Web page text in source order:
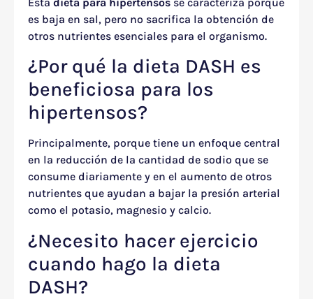
es baja en sal, pero no sacrifica la obtención de
otros nutrientes esenciales para el organismo.
¿Por qué la dieta DASH es
beneficiosa para los
hipertensos?
Principalmente, porque tiene un enfoque central
en la reducción de la cantidad de sodio que se
consume diariamente y en el aumento de otros
nutrientes que ayudan a bajar la presión arterial
como el potasio, magnesio y calcio.
¿Necesito hacer ejercicio
cuando hago la dieta
DASH?